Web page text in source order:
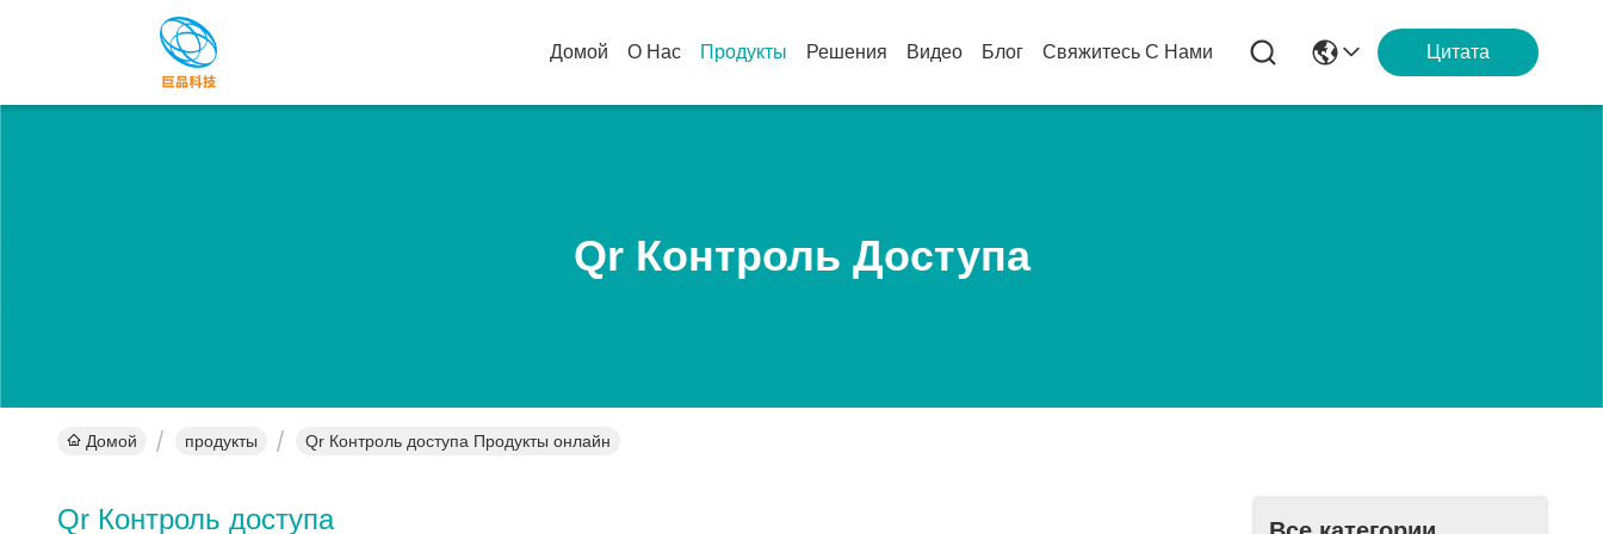
Домой О Нас Продукты Решения Видео Блог Свяжитесь С Нами Цитата
Qr Контроль Доступа
Домой продукты Qr Контроль доступа Продукты онлайн
Qr Контроль доступа